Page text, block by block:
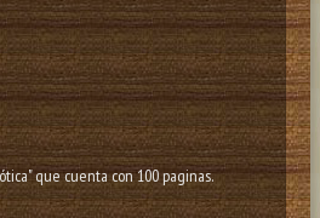
que cuenta con 100 paginas.